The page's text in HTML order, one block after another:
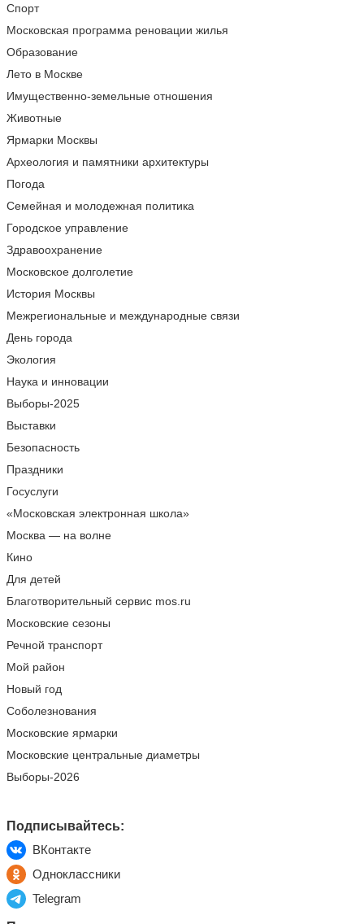
Спорт
Московская программа реновации жилья
Образование
Лето в Москве
Имущественно-земельные отношения
Животные
Ярмарки Москвы
Археология и памятники архитектуры
Погода
Семейная и молодежная политика
Городское управление
Здравоохранение
Московское долголетие
История Москвы
Межрегиональные и международные связи
День города
Экология
Наука и инновации
Выборы-2025
Выставки
Безопасность
Праздники
Госуслуги
«Московская электронная школа»
Москва — на волне
Кино
Для детей
Благотворительный сервис mos.ru
Московские сезоны
Речной транспорт
Мой район
Новый год
Соболезнования
Московские ярмарки
Московские центральные диаметры
Выборы-2026
Подписывайтесь:
ВКонтакте
Одноклассники
Telegram